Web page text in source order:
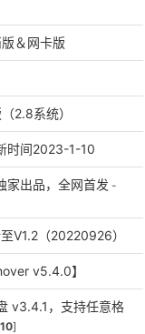
＆网卡版
2.8系统）
时间2023-1-10
家出品，全网首发 -
V1.2（20220926）
v5.4.0】
v3.4.1，支持任意格
10]